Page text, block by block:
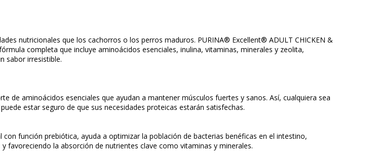
nutricionales que los cachorros o los perros maduros. PURINA® Excellent® ADULT CHICKEN &
completa que incluye aminoácidos esenciales, inulina, vitaminas, minerales y zeolita,
sabor irresistible.
de aminoácidos esenciales que ayudan a mantener músculos fuertes y sanos. Así, cualquiera sea
estar seguro de que sus necesidades proteicas estarán satisfechas.
con función prebiótica, ayuda a optimizar la población de bacterias benéficas en el intestino,
favoreciendo la absorción de nutrientes clave como vitaminas y minerales.